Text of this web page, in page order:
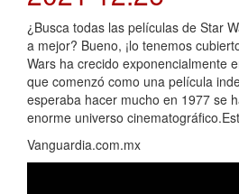
¿Busca todas las películas de Star
a mejor? Bueno, ¡lo tenemos
Wars ha crecido exponencialmente
que comenzó como una película
esperaba hacer mucho en 1977 se
enorme universo
Vanguardia.com.mx